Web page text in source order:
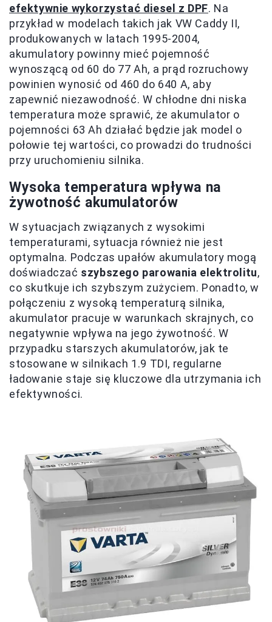
efektywnie wykorzystać diesel z DPF. Na
przykład w modelach takich jak VW Caddy II,
produkowanych w latach 1995-2004,
akumulatory powinny mieć pojemność
wynoszącą od 60 do 77 Ah, a prąd rozruchowy
powinien wynosić od 460 do 640 A, aby
zapewnić niezawodność. W chłodne dni niska
temperatura może sprawić, że akumulator o
pojemności 63 Ah działać będzie jak model o
połowie tej wartości, co prowadzi do trudności
przy uruchomieniu silnika.
Wysoka temperatura wpływa na
żywotność akumulatorów
W sytuacjach związanych z wysokimi
temperaturami, sytuacja również nie jest
optymalna. Podczas upałów akumulatory mogą
doświadczać szybszego parowania elektrolitu,
co skutkuje ich szybszym zużyciem. Ponadto, w
połączeniu z wysoką temperaturą silnika,
akumulator pracuje w warunkach skrajnych, co
negatywnie wpływa na jego żywotność. W
przypadku starszych akumulatorów, jak te
stosowane w silnikach 1.9 TDI, regularne
ładowanie staje się kluczowe dla utrzymania ich
efektywności.